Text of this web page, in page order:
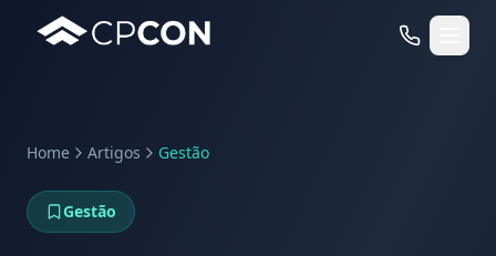
Serviços
Casos de Uso RFID
Home Artigos Gestão
Gestão